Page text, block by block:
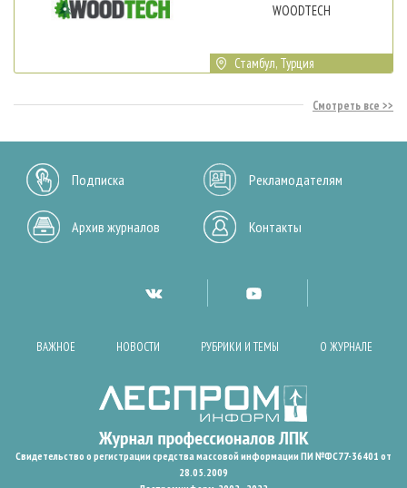
WOODTECH
Стамбул, Турция
Смотреть все
Подписка Рекламодателям
Архив журналов Контакты
ВАЖНОЕ НОВОСТИ РУБРИКИ И ТЕМЫ О ЖУРНАЛЕ
Свидетельство о регистрации средства массовой информации ПИ №ФС77-36401 от
28.05.2009